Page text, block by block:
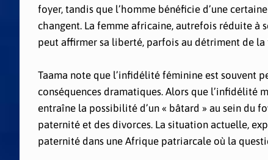
foyer, tandis que l’homme bénéficie d’une
changent. La femme africaine, autrefois réduite à
peut affirmer sa liberté, parfois au détriment de
Taama note que l’infidélité féminine est souvent
conséquences dramatiques. Alors que l’infidélité
entraîne la possibilité d’un « bâtard » au sein du
paternité et des divorces. La situation actuelle,
paternité dans une Afrique patriarcale où la